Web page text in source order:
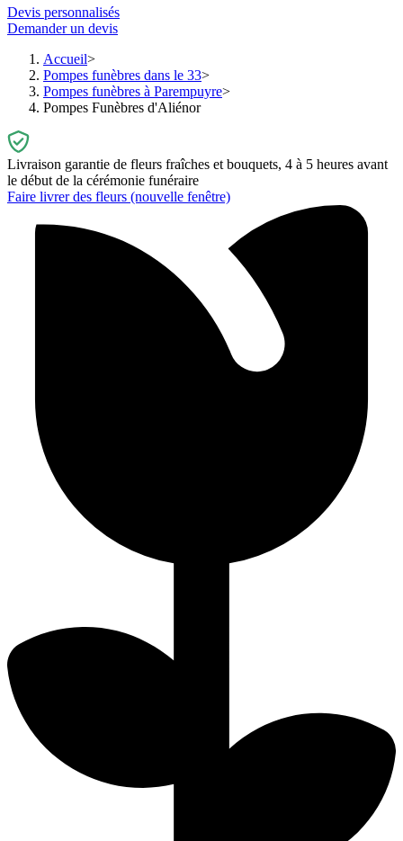
Devis personnalisés
Demander un devis
Accueil
Pompes funèbres dans le 33
Pompes funèbres à Parempuyre
Pompes Funèbres d'Aliénor
Livraison garantie de fleurs fraîches et bouquets, 4 à 5 heures avant
le début de la cérémonie funéraire
Faire livrer des fleurs (nouvelle fenêtre)